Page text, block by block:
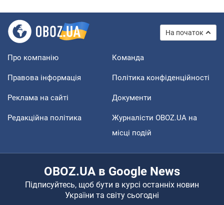
На початок
Про компанію Команда
Правова інформація Політика конфіденційності
Реклама на сайті Документи
Редакційна політика
Журналісти OBOZ.UA на
місці подій
OBOZ.UA в Google News
Підписуйтесь, щоб бути в курсі останніх новин
України та світу сьогодні